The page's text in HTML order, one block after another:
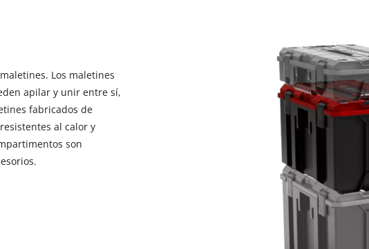
Management Platform
Los maletines
apilar y unir entre sí,
fabricados de
al calor y
son